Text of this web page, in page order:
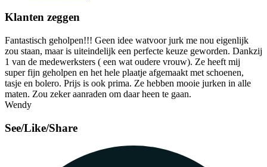
Klanten zeggen
Fantastisch geholpen!!! Geen idee watvoor jurk me nou eigenlijk
zou staan, maar is uiteindelijk een perfecte keuze geworden. Dankzij
1 van de medewerksters ( een wat oudere vrouw). Ze heeft mij
super fijn geholpen en het hele plaatje afgemaakt met schoenen,
tasje en bolero. Prijs is ook prima. Ze hebben mooie jurken in alle
maten. Zou zeker aanraden om daar heen te gaan.
Wendy
See/Like/Share